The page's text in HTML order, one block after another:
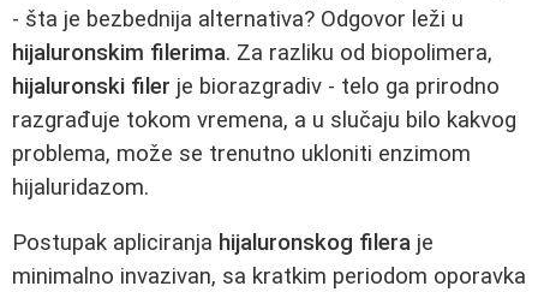
- šta je bezbednija alternativa? Odgovor leži u
hijaluronskim filerima. Za razliku od biopolimera,
hijaluronski filer je biorazgradiv - telo ga prirodno
razgrađuje tokom vremena, a u slučaju bilo kakvog
problema, može se trenutno ukloniti enzimom
hijaluridazom.
Postupak apliciranja hijaluronskog filera je
minimalno invazivan, sa kratkim periodom oporavka